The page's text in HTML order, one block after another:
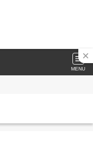
MENU